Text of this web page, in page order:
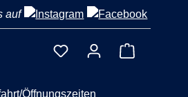
auf
Öffnungszeiten